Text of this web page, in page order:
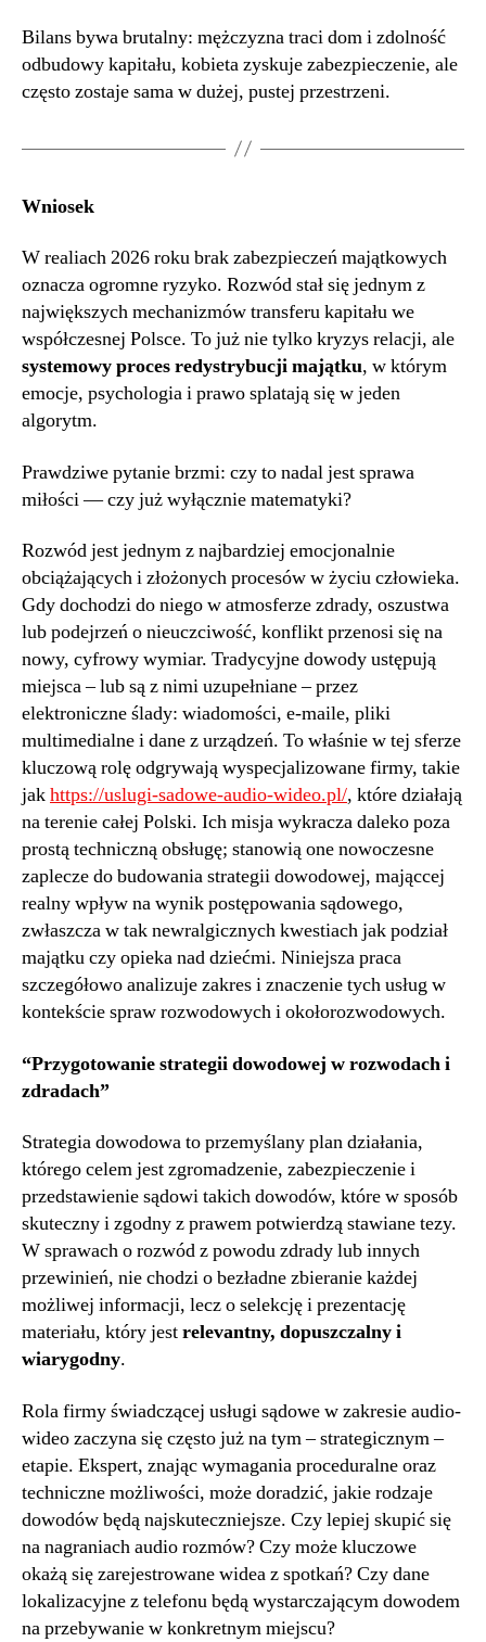
Bilans bywa brutalny: mężczyzna traci dom i zdolność
odbudowy kapitału, kobieta zyskuje zabezpieczenie, ale
często zostaje sama w dużej, pustej przestrzeni.
Wniosek
W realiach 2026 roku brak zabezpieczeń majątkowych
oznacza ogromne ryzyko. Rozwód stał się jednym z
największych mechanizmów transferu kapitału we
współczesnej Polsce. To już nie tylko kryzys relacji, ale
systemowy proces redystrybucji majątku, w którym
emocje, psychologia i prawo splatają się w jeden
algorytm.
Prawdziwe pytanie brzmi: czy to nadal jest sprawa
miłości — czy już wyłącznie matematyki?
Rozwód jest jednym z najbardziej emocjonalnie
obciążających i złożonych procesów w życiu człowieka.
Gdy dochodzi do niego w atmosferze zdrady, oszustwa
lub podejrzeń o nieuczciwość, konflikt przenosi się na
nowy, cyfrowy wymiar. Tradycyjne dowody ustępują
miejsca – lub są z nimi uzupełniane – przez
elektroniczne ślady: wiadomości, e-maile, pliki
multimedialne i dane z urządzeń. To właśnie w tej sferze
kluczową rolę odgrywają wyspecjalizowane firmy, takie
jakhttps://uslugi-sadowe-audio-wideo.pl/, które działają
na terenie całej Polski. Ich misja wykracza daleko poza
prostą techniczną obsługę; stanowią one nowoczesne
zaplecze do budowania strategii dowodowej, mająccej
realny wpływ na wynik postępowania sądowego,
zwłaszcza w tak newralgicznych kwestiach jak podział
majątku czy opieka nad dziećmi. Niniejsza praca
szczegółowo analizuje zakres i znaczenie tych usług w
kontekście spraw rozwodowych i okołorozwodowych.
“Przygotowanie strategii dowodowej w rozwodach i
zdradach”
Strategia dowodowa to przemyślany plan działania,
którego celem jest zgromadzenie, zabezpieczenie i
przedstawienie sądowi takich dowodów, które w sposób
skuteczny i zgodny z prawem potwierdzą stawiane tezy.
W sprawach o rozwód z powodu zdrady lub innych
przewinień, nie chodzi o bezładne zbieranie każdej
możliwej informacji, lecz o selekcję i prezentację
materiału, który jestrelevantny, dopuszczalny i
wiarygodny.
Rola firmy świadczącej usługi sądowe w zakresie audio-
wideo zaczyna się często już na tym – strategicznym –
etapie. Ekspert, znając wymagania proceduralne oraz
techniczne możliwości, może doradzić, jakie rodzaje
dowodów będą najskuteczniejsze. Czy lepiej skupić się
na nagraniach audio rozmów? Czy może kluczowe
okażą się zarejestrowane widea z spotkań? Czy dane
lokalizacyjne z telefonu będą wystarczającym dowodem
na przebywanie w konkretnym miejscu?